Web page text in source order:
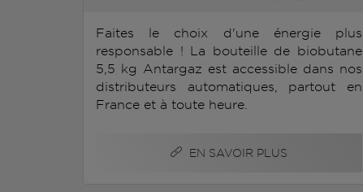
Faites le choix d'une énergie plus
responsable ! La bouteille de biobutane
5,5 kg Antargaz est accessible dans nos
distributeurs automatiques, partout en
France et à toute heure.
EN SAVOIR PLUS